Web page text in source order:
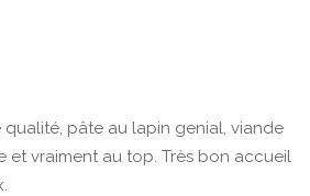
pâte au lapin genial, viande
et vraiment au top. Très bon accueil